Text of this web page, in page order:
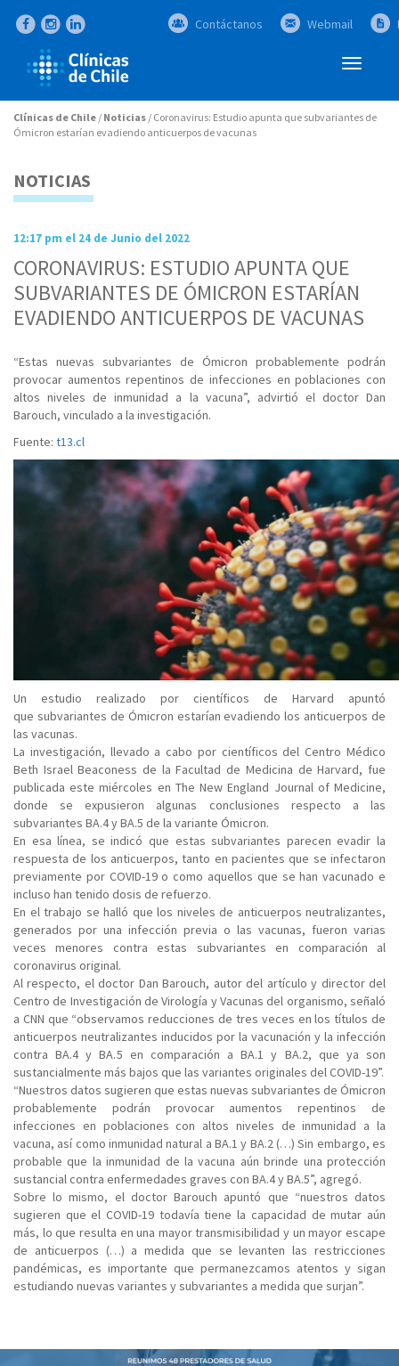
Contáctanos Webmail
Abrir
Clínicas de Chile / Noticias / Coronavirus: Estudio apunta que subvariantes de
Ómicron estarían evadiendo anticuerpos de vacunas
NOTICIAS
12:17 pm el 24 de Junio del 2022
CORONAVIRUS: ESTUDIO APUNTA QUE
SUBVARIANTES DE ÓMICRON ESTARÍAN
EVADIENDO ANTICUERPOS DE VACUNAS
“Estas nuevas subvariantes de Ómicron probablemente podrán
provocar aumentos repentinos de infecciones en poblaciones con
altos niveles de inmunidad a la vacuna”, advirtió el doctor Dan
Barouch, vinculado a la investigación.
Fuente: t13.cl
Un estudio realizado por científicos de Harvard apuntó
que subvariantes de Ómicron estarían evadiendo los anticuerpos de
las vacunas.
La investigación, llevado a cabo por científicos del Centro Médico
Beth Israel Beaconess de la Facultad de Medicina de Harvard, fue
publicada este miércoles en The New England Journal of Medicine,
donde se expusieron algunas conclusiones respecto a las
subvariantes BA.4 y BA.5 de la variante Ómicron.
En esa línea, se indicó que estas subvariantes parecen evadir la
respuesta de los anticuerpos, tanto en pacientes que se infectaron
previamente por COVID-19 o como aquellos que se han vacunado e
incluso han tenido dosis de refuerzo.
En el trabajo se halló que los niveles de anticuerpos neutralizantes,
generados por una infección previa o las vacunas, fueron varias
veces menores contra estas subvariantes en comparación al
coronavirus original.
Al respecto, el doctor Dan Barouch, autor del artículo y director del
Centro de Investigación de Virología y Vacunas del organismo, señaló
a CNN que “observamos reducciones de tres veces en los títulos de
anticuerpos neutralizantes inducidos por la vacunación y la infección
contra BA.4 y BA.5 en comparación a BA.1 y BA.2, que ya son
sustancialmente más bajos que las variantes originales del COVID-19”.
“Nuestros datos sugieren que estas nuevas subvariantes de Ómicron
probablemente podrán provocar aumentos repentinos de
infecciones en poblaciones con altos niveles de inmunidad a la
vacuna, así como inmunidad natural a BA.1 y BA.2 (…) Sin embargo, es
probable que la inmunidad de la vacuna aún brinde una protección
sustancial contra enfermedades graves con BA.4 y BA.5”, agregó.
Sobre lo mismo, el doctor Barouch apuntó que “nuestros datos
sugieren que el COVID-19 todavía tiene la capacidad de mutar aún
más, lo que resulta en una mayor transmisibilidad y un mayor escape
de anticuerpos (…) a medida que se levanten las restricciones
pandémicas, es importante que permanezcamos atentos y sigan
estudiando nuevas variantes y subvariantes a medida que surjan”.